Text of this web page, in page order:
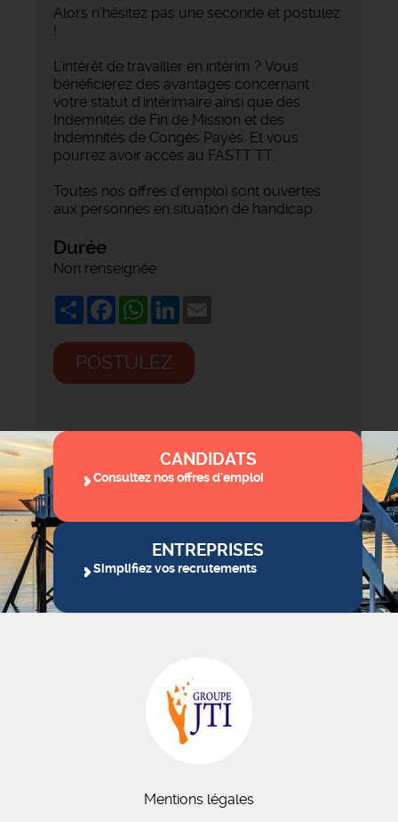
Alors n’hésitez pas une seconde et postulez
!
L’intérêt de travailler en intérim ? Vous
bénéficierez des avantages concernant
votre statut d'intérimaire ainsi que des
Indemnités de Fin de Mission et des
Indemnités de Congés Payés. Et vous
pourrez avoir accès au FASTT TT.
Toutes nos offres d’emploi sont ouvertes
aux personnes en situation de handicap.
Durée
Non renseignée
ShareFacebookWhatsApp
LinkedIn
POSTULEZ
CANDIDATS
Consultez nos offres d'emploi
ENTREPRISES
Simplifiez vos recrutements
Mentions légales